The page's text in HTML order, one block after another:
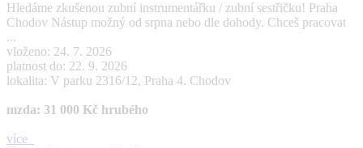
Hledáme zkušenou zubní instrumentářku / zubní sestřičku! Praha
Chodov Nástup možný od srpna nebo dle dohody. Chceš pracovat
...
vloženo: 24. 7. 2026
platnost do: 22. 9. 2026
lokalita: V parku 2316/12, Praha 4. Chodov
mzda: 31 000 Kč hrubého
více